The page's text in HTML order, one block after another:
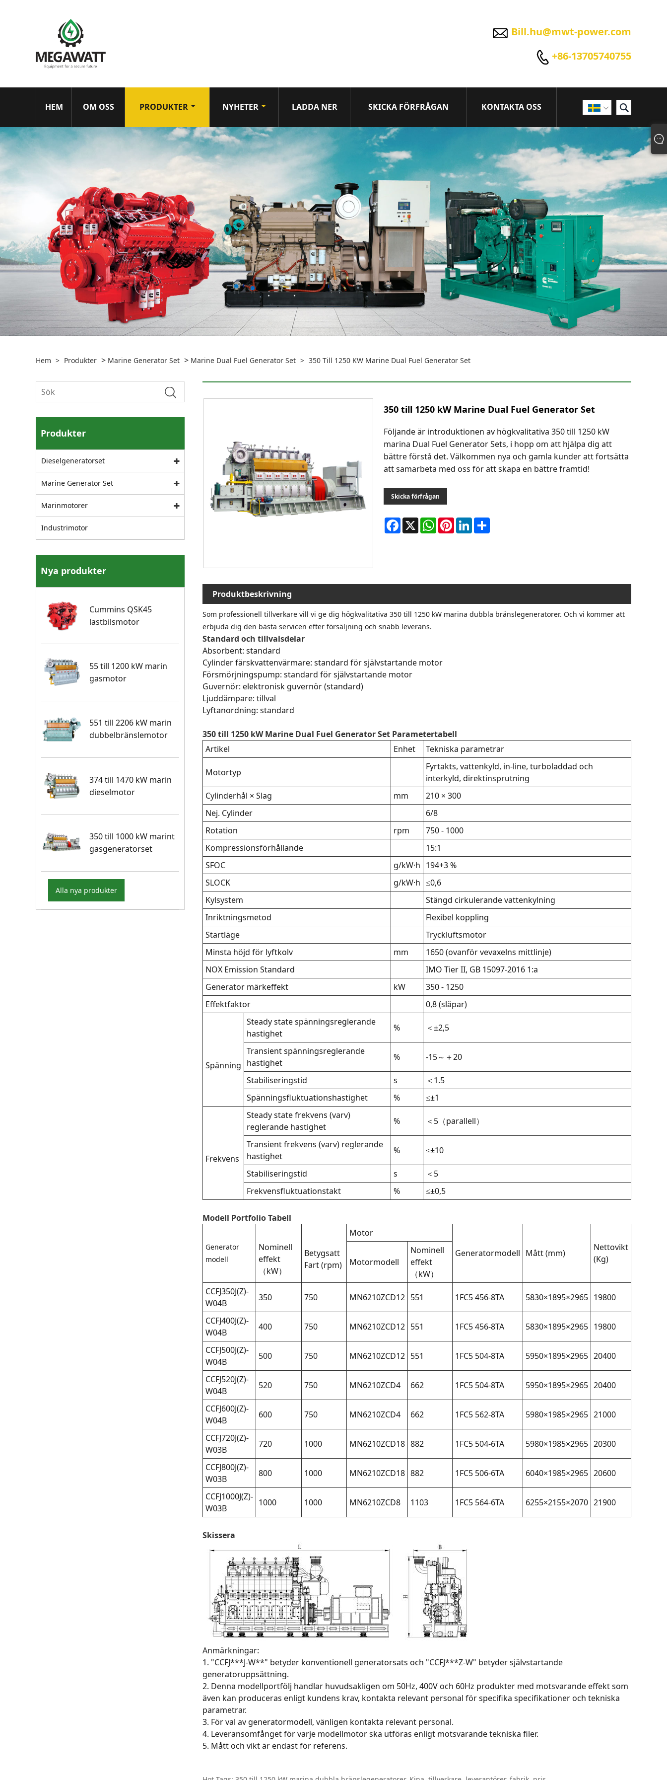
 Bill.hu@mwt-power.com
 +86-13705740755
 
HEM OM OSS PRODUKTER NYHETER LADDA NER SKICKA FÖRFRÅGAN KONTAKTA OSS
Hem > Produkter > Marine Generator Set > Marine Dual Fuel Generator Set > 350 Till 1250 KW Marine Dual Fuel Generator Set
Produkter
Dieselgeneratorset
Marine Generator Set
Marinmotorer
Industrimotor
Nya produkter
Cummins QSK45
lastbilsmotor
55 till 1200 kW marin
gasmotor
551 till 2206 kW marin
dubbelbränslemotor
374 till 1470 kW marin
dieselmotor
350 till 1000 kW marint
gasgeneratorset
Alla nya produkter
350 till 1250 kW Marine Dual Fuel Generator Set
Följande är introduktionen av högkvalitativa 350 till 1250 kW
marina Dual Fuel Generator Sets, i hopp om att hjälpa dig att
bättre förstå det. Välkommen nya och gamla kunder att fortsätta
att samarbeta med oss ​​för att skapa en bättre framtid!
Skicka förfrågan
Facebook
X WhatsApp
PinterestLinkedInShare
Produktbeskrivning
Som professionell tillverkare vill vi ge dig högkvalitativa 350 till 1250 kW marina dubbla bränslegeneratorer. Och vi kommer att
erbjuda dig den bästa servicen efter försäljning och snabb leverans.
Standard och tillvalsdelar
Absorbent: standard
Cylinder färskvattenvärmare: standard för självstartande motor
Försmörjningspump: standard för självstartande motor
Guvernör: elektronisk guvernör (standard)
Ljuddämpare: tillval
Lyftanordning: standard
350 till 1250 kW Marine Dual Fuel Generator Set Parametertabell
Artikel
Enhet Tekniska parametrar
Motortyp
Fyrtakts, vattenkyld, in-line, turboladdad och
interkyld, direktinsprutning
Cylinderhål × Slag
mm
210 × 300
Nej. Cylinder
6/8
Rotation
rpm
750 - 1000
Kompressionsförhållande
15:1
SFOC
g/kW·h 194+3 %
SLOCK
g/kW·h ≤0,6
Kylsystem
Stängd cirkulerande vattenkylning
Inriktningsmetod
Flexibel koppling
Startläge
Tryckluftsmotor
Minsta höjd för lyftkolv
mm
1650 (ovanför vevaxelns mittlinje)
NOX Emission Standard
IMO Tier II, GB 15097-2016 1:a
Generator märkeffekt
kW
350 - 1250
Effektfaktor
0,8 (släpar)
Spänning
Steady state spänningsreglerande
hastighet
% ＜±2,5
Transient spänningsreglerande
hastighet
% -15～＋20
Stabiliseringstid s
＜1.5
Spänningsfluktuationshastighet
% ≤±1
Frekvens
Steady state frekvens (varv)
reglerande hastighet
% ＜5（parallell）
Transient frekvens (varv) reglerande
hastighet
% ≤±10
Stabiliseringstid s
＜5
Frekvensfluktuationstakt
% ≤±0,5
Modell Portfolio Tabell
Generator
modell
Nominell
effekt
（kW）
Betygsatt
Fart (rpm)
Motor
Generatormodell Mått (mm)
Nettovikt
(Kg)
Motormodell
Nominell
effekt
（kW）
CCFJ350J(Z)-
W04B
350 750 MN6210ZCD12 551 1FC5 456-8TA 5830×1895×2965 19800
CCFJ400J(Z)-
W04B
400 750 MN6210ZCD12 551 1FC5 456-8TA 5830×1895×2965 19800
CCFJ500J(Z)-
W04B
500 750 MN6210ZCD12 551 1FC5 504-8TA 5950×1895×2965 20400
CCFJ520J(Z)-
W04B
520 750 MN6210ZCD4 662 1FC5 504-8TA 5950×1895×2965 20400
CCFJ600J(Z)-
W04B
600 750 MN6210ZCD4 662 1FC5 562-8TA 5980×1985×2965 21000
CCFJ720J(Z)-
W03B
720 1000 MN6210ZCD18 882 1FC5 504-6TA 5980×1985×2965 20300
CCFJ800J(Z)-
W03B
800 1000 MN6210ZCD18 882 1FC5 506-6TA 6040×1985×2965 20600
CCFJ1000J(Z)-
W03B
1000 1000 MN6210ZCD8 1103 1FC5 564-6TA 6255×2155×2070 21900
Skissera
Anmärkningar:
1. "CCFJ***J-W**" betyder konventionell generatorsats och "CCFJ***Z-W" betyder självstartande
generatoruppsättning.
2. Denna modellportfölj handlar huvudsakligen om 50Hz, 400V och 60Hz produkter med motsvarande effekt som
även kan produceras enligt kundens krav, kontakta relevant personal för specifika specifikationer och tekniska
parametrar.
3. För val av generatormodell, vänligen kontakta relevant personal.
4. Leveransomfånget för varje modellmotor ska utföras enligt motsvarande tekniska filer.
5. Mått och vikt är endast för referens.